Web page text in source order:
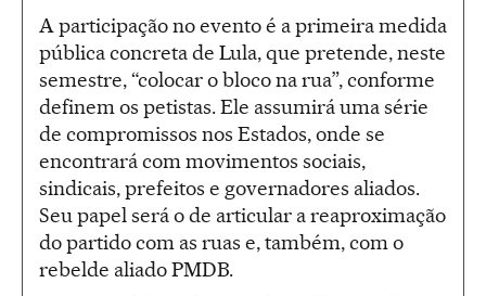
A participação no evento é a primeira medida
pública concreta de Lula, que pretende, neste
semestre, “colocar o bloco na rua”, conforme
definem os petistas. Ele assumirá uma série
de compromissos nos Estados, onde se
encontrará com movimentos sociais,
sindicais, prefeitos e governadores aliados.
Seu papel será o de articular a reaproximação
do partido com as ruas e, também, com o
rebelde aliado PMDB.